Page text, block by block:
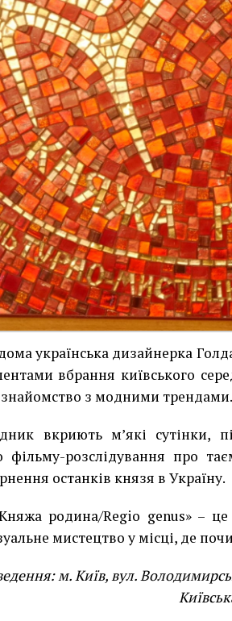
українська дизайнерка
вбрання київського
знайомство з модними
вкриють м’які сутінки,
фільму-розслідування про
останків князя в Україну.
родина/Regio genus» – це
мистецтво у місці, де
м. Київ, вул.